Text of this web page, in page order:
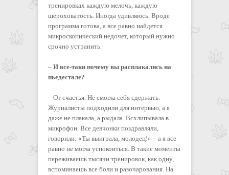
тренировках каждую мелочь, каждую
шероховатость. Иногда удивляюсь. Вроде
программа готова, а все равно найдется
микроскопический недочет, который нужно
срочно устранить.
– И все-таки почему вы расплакались на
пьедестале?
– От счастья. Не смогла себя сдержать.
Журналисты подходили для интервью, а я
даже не плакала, а рыдала. Всхлипывала в
микрофон. Все девчонки поздравляли,
говорили: «Ты выиграла, молодец!» – а я все
равно не могла успокоиться. В такие моменты
переживаешь тысячи тренировок, как одну,
вспоминаешь все боли и разочарования. На